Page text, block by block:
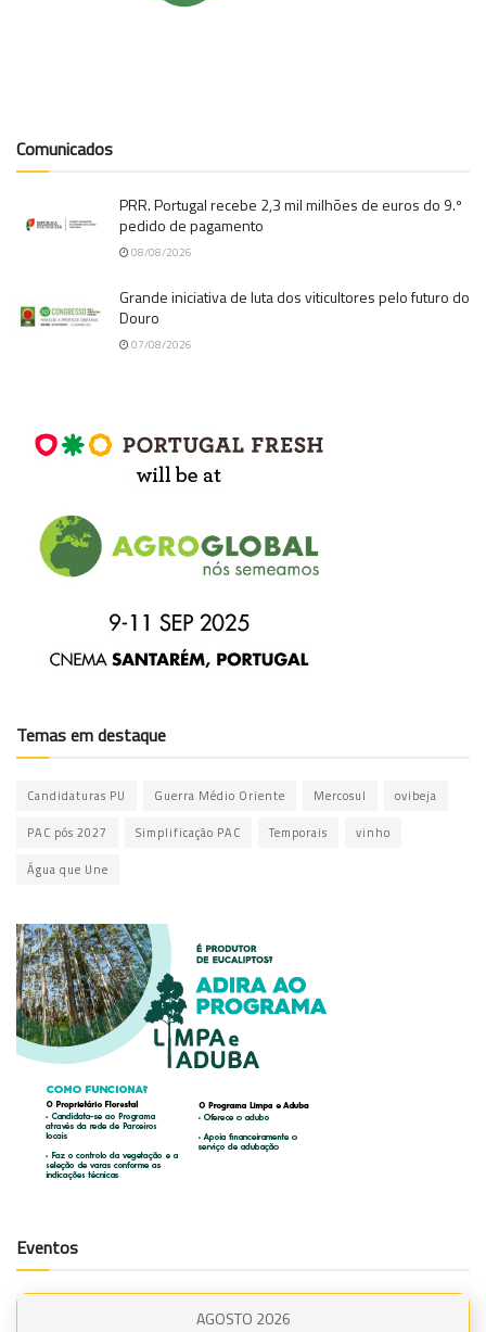
Comunicados
PRR. Portugal recebe 2,3 mil milhões de euros do 9.º
pedido de pagamento
08/08/2026
Grande iniciativa de luta dos viticultores pelo futuro do
Douro
07/08/2026
Temas em destaque
Candidaturas PU Guerra Médio Oriente Mercosul ovibeja
PAC pós 2027 Simplificação PAC Temporais vinho
Água que Une
Eventos
AGOSTO 2026